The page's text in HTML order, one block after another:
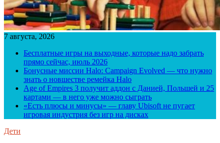
7 августа, 2026
Бесплатные игры на выходные, которые надо забрать
прямо сейчас, июль 2026
Бонусные миссии Halo: Campaign Evolved — что нужно
знать о новшестве ремейка Halo
Age of Empires 3 получит аддон с Данией, Польшей и 25
картами — в него уже можно сыграть
«Есть плюсы и минусы» — главу Ubisoft не пугает
игровая индустрия без игр на дисках
Дети